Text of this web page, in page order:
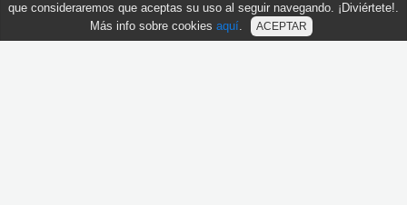
que consideraremos que aceptas su uso al seguir navegando. ¡Diviértete!.
Más info sobre cookies aquí. ACEPTAR